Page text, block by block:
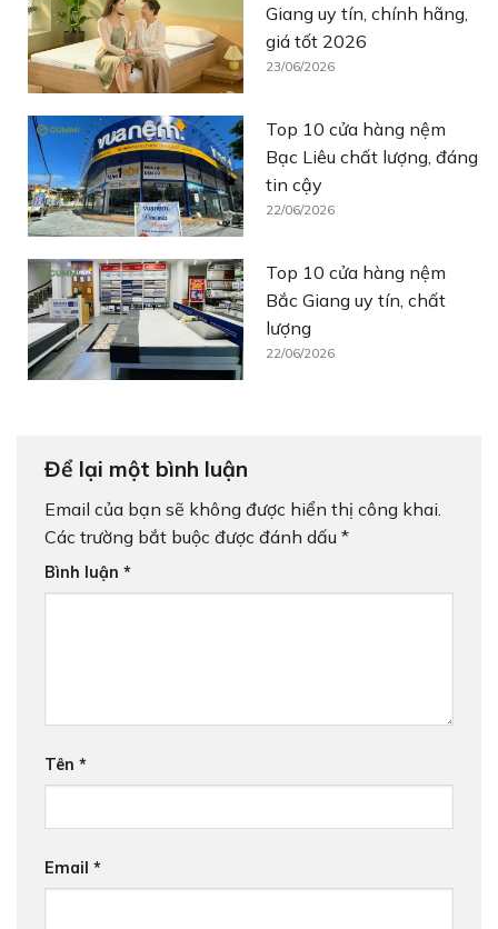
Giang uy tín, chính hãng,
giá tốt 2026
23/06/2026
Top 10 cửa hàng nệm
Bạc Liêu chất lượng, đáng
tin cậy
22/06/2026
Top 10 cửa hàng nệm
Bắc Giang uy tín, chất
lượng
22/06/2026
Để lại một bình luận
Email của bạn sẽ không được hiển thị công khai.
Các trường bắt buộc được đánh dấu *
Bình luận *
Tên *
Email *